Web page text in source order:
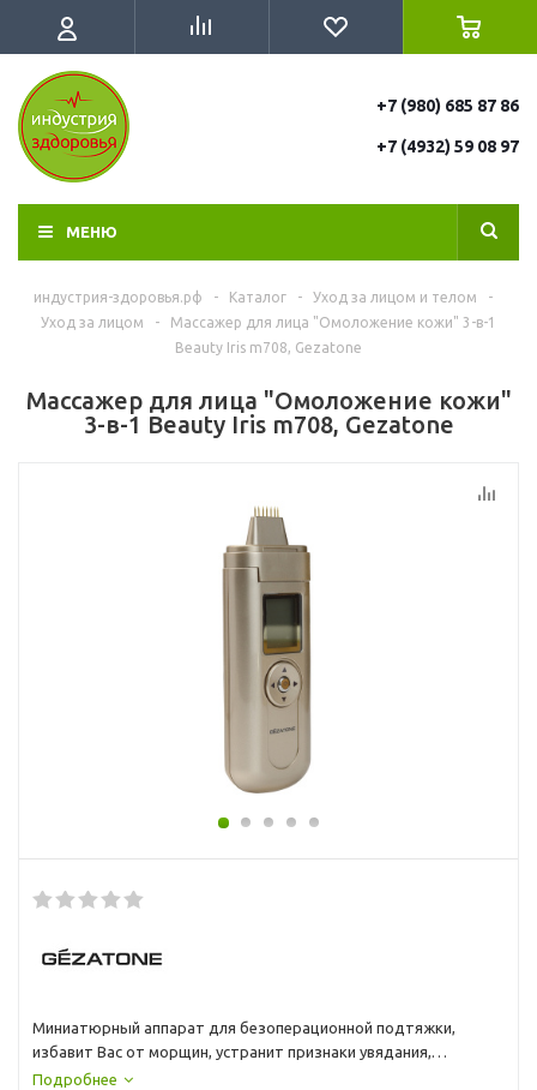
+7 (980) 685 87 86
+7 (4932) 59 08 97
МЕНЮ
индустрия-здоровья.рф - Каталог - Уход за лицом и телом
-
Уход за лицом
-
Массажер для лица "Омоложение кожи" 3-в-1
Beauty Iris m708, Gezatone
Массажер для лица "Омоложение кожи"
3-в-1 Beauty Iris m708, Gezatone
Миниатюрный аппарат для безоперационной подтяжки,
избавит Вас от морщин, устранит признаки увядания,
повысит тонус кожи лица, шеи и области декольте.
Подробнее